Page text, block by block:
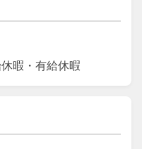
暇・有給休暇